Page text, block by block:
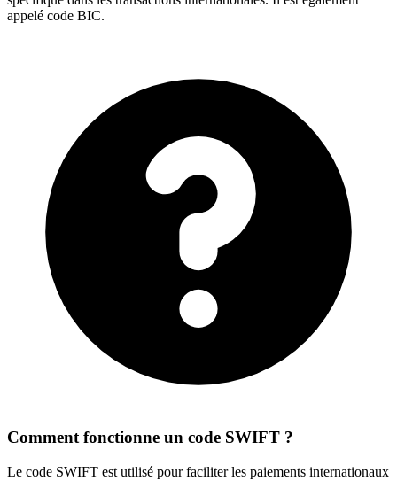
appelé code BIC.
Comment fonctionne un code SWIFT ?
Le code SWIFT est utilisé pour faciliter les paiements internationaux